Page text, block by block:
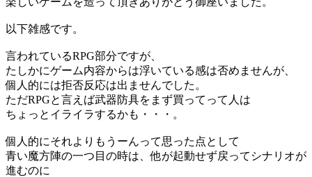
以下雑感です。
言われているRPG部分ですが、
たしかにゲーム内容からは浮いている感は否めませんが、
個人的には拒否反応は出ませんでした。
ただRPGと言えば武器防具をまず買ってって人は
ちょっとイライラするかも・・・。
個人的にそれよりもうーんって思った点として
青い魔方陣の一つ目の時は、他が起動せず戻ってシナリオが
進むのに